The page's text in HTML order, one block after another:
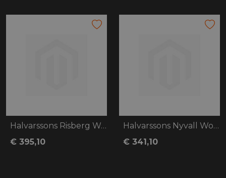
Halvarssons Risberg Woman
€ 395,10
Halvarssons Nyvall Woman
€ 341,10